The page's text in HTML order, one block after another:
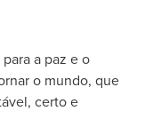
a paz e o
o mundo, que
certo e